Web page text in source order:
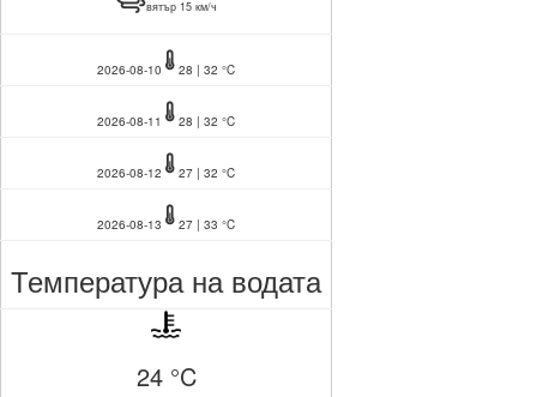
вятър 15 км/ч
2026-08-10 28 | 32 °C
2026-08-11 28 | 32 °C
2026-08-12 27 | 32 °C
2026-08-13 27 | 33 °C
Температура на водата
24 °C